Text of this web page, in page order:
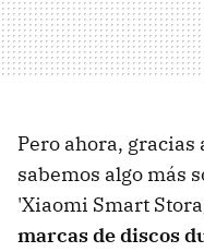
Pero ahora,
sabemos algo más
'Xiaomi Smart
marcas de discos